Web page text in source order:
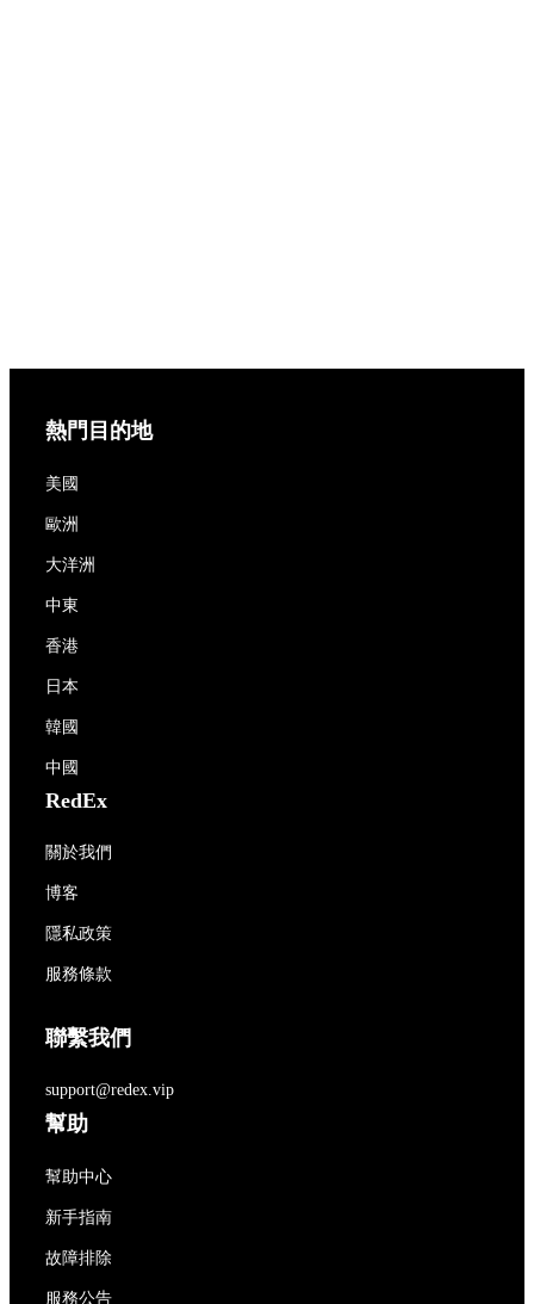
熱門目的地
美國
歐洲
大洋洲
中東
香港
日本
韓國
中國
RedEx
關於我們
博客
隱私政策
服務條款
聯繫我們
support@redex.vip
幫助
幫助中心
新手指南
故障排除
服務公告